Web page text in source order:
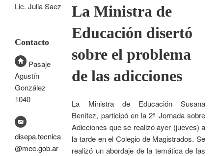
La Ministra de
Educación disertó
sobre el problema
de las adicciones
La Ministra de Educación Susana
Benítez, participó en la 2ª Jornada sobre
Adicciones que se realizó ayer (jueves) a
la tarde en el Colegio de Magistrados. Se
realizó un abordaje de la temática de las
Lic. Julia Saez
Contacto
Pasaje
Agustín
González
1040
disepa.tecnica
@mec.gob.ar